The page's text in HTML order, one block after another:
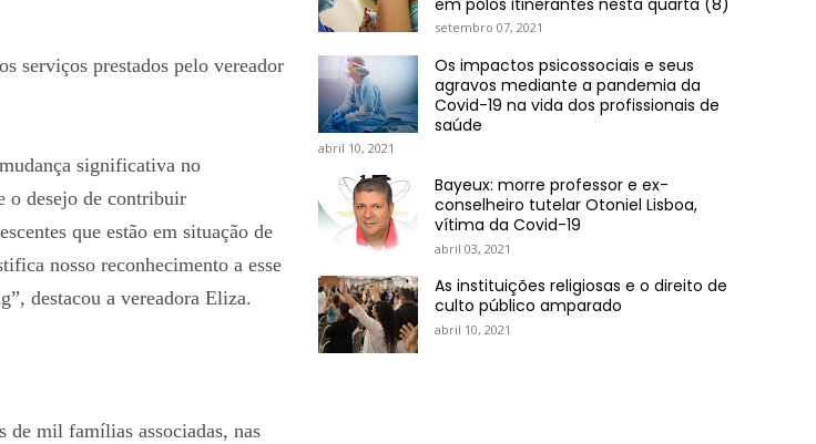
serviços prestados pelo vereador
significativa no
o desejo de contribuir
que estão em situação de
nosso reconhecimento a esse
destacou a vereadora Eliza.
de mil famílias associadas, nas
setembro 07, 2021
Os impactos psicossociais e seus
agravos mediante a pandemia da
Covid-19 na vida dos profissionais de
saúde
abril 10, 2021
Bayeux: morre professor e ex-
conselheiro tutelar Otoniel Lisboa,
vítima da Covid-19
abril 03, 2021
As instituições religiosas e o direito de
culto público amparado
abril 10, 2021